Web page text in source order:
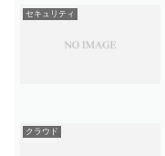
セキュリティ
クラウド